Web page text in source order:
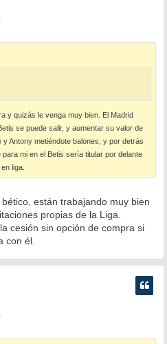
y quizás le venga muy bien. El Madrid
se puede salir, y aumentar su valor de
Antony metiéndote balones, y por detrás
mi en el Betis sería titular por delante
liga.
están trabajando muy bien
propias de la Liga.
cesión sin opción de compra si
con él.